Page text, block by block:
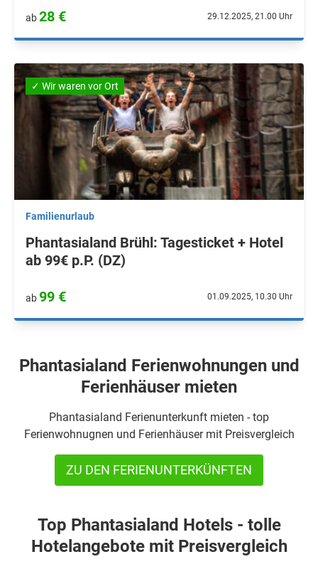
ab28 € 29.12.2025, 21.00 Uhr
✓ Wir waren vor Ort
Familienurlaub
Phantasialand Brühl: Tagesticket + Hotel
ab 99€ p.P. (DZ)
ab99 € 01.09.2025, 10.30 Uhr
Phantasialand Ferienwohnungen und
Ferienhäuser mieten
Phantasialand Ferienunterkunft mieten - top
Ferienwohnugnen und Ferienhäuser mit Preisvergleich
ZU DEN FERIENUNTERKÜNFTEN
Top Phantasialand Hotels - tolle
Hotelangebote mit Preisvergleich